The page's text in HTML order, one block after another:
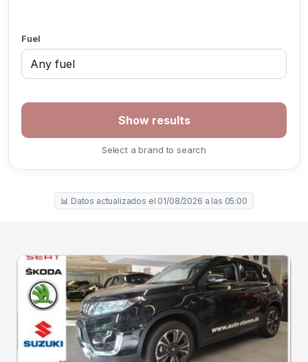
Fuel
Select a brand to search
📊 Datos actualizados el 01/08/2026 a las 05:00